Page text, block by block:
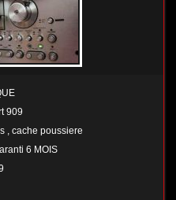
909
, cache poussiere
6 MOIS